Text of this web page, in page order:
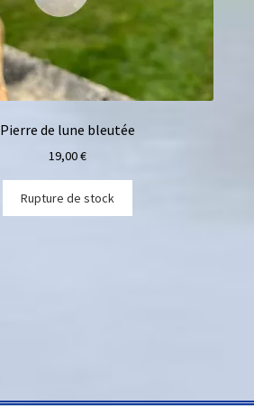
Pierre de lune bleutée
19,00€
Rupture de stock